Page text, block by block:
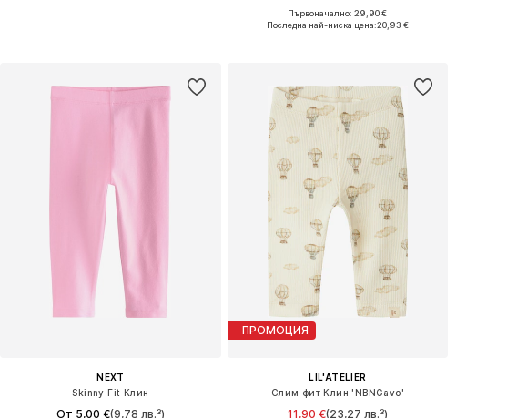
Налични размери: 56, 62, 68, 74, 80, 86
Първоначално: 29,90 €
Последна най-ниска цена:20,93 €
NEXT
Skinny Fit Клин
От 5,00 €(9,78 лв.³)
ПРОМОЦИЯ
LIL'ATELIER
Слим фит Клин 'NBNGavo'
11,90 €(23,27 лв.³)